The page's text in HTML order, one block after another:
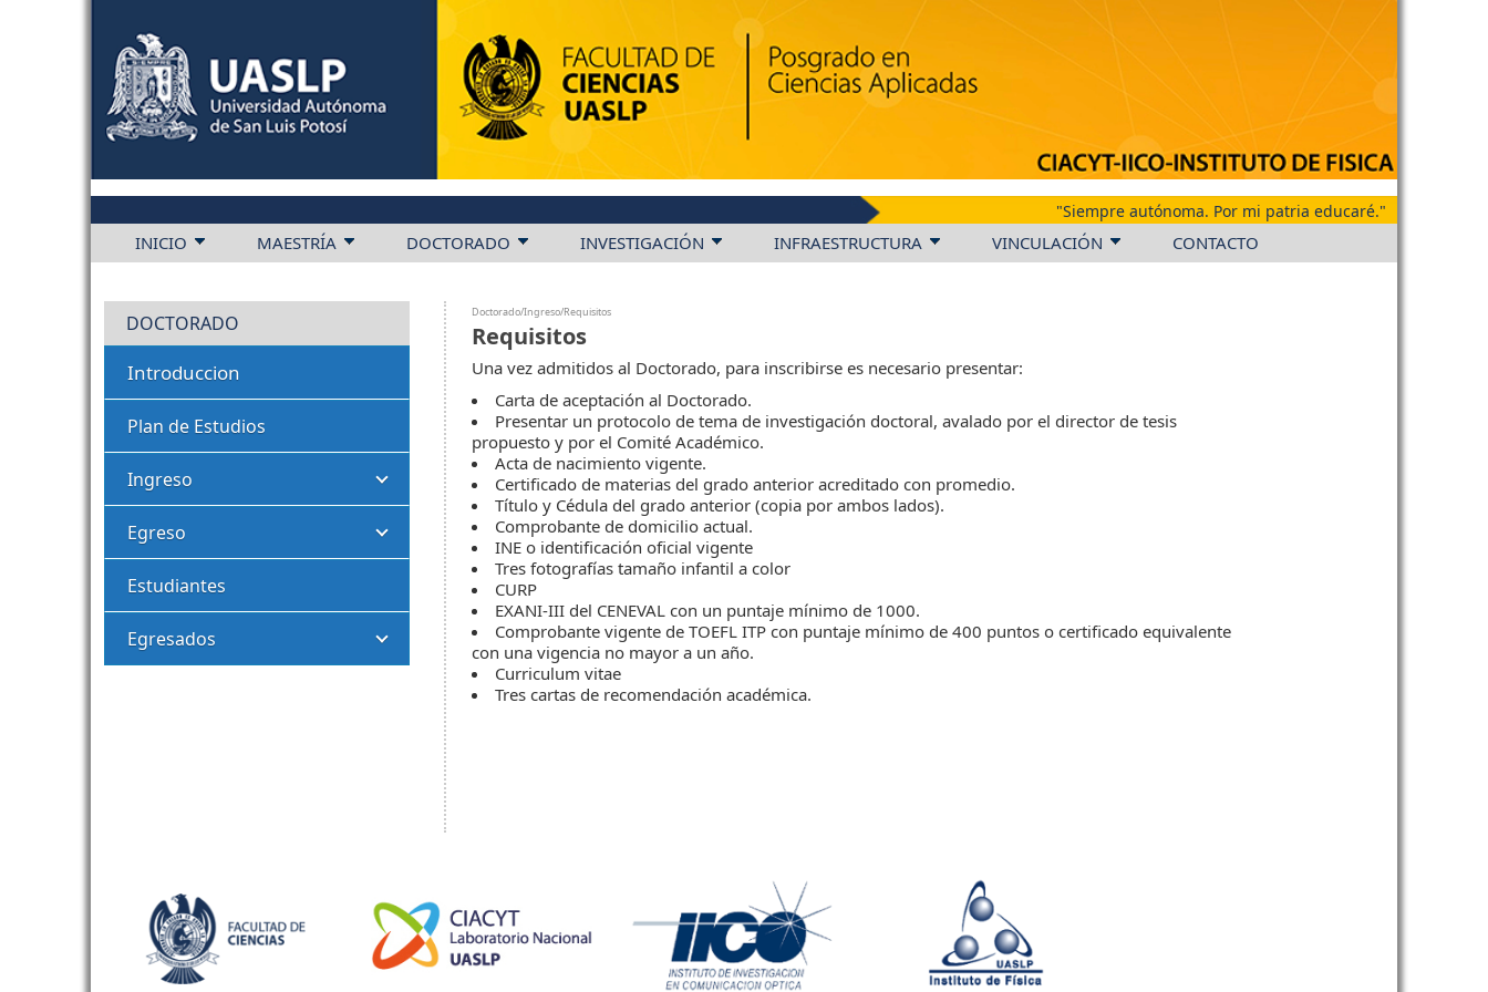
"Siempre autónoma. Por mi patria educaré."
INICIO MAESTRÍA DOCTORADO INVESTIGACIÓN INFRAESTRUCTURA VINCULACIÓN CONTACTO
DOCTORADO
Introduccion
Plan de Estudios
Ingreso
Egreso
Estudiantes
Egresados
Doctorado/Ingreso/Requisitos
Requisitos
Una vez admitidos al Doctorado, para inscribirse es necesario presentar:
Carta de aceptación al Doctorado.
Presentar un protocolo de tema de investigación doctoral, avalado por el director de tesis
propuesto y por el Comité Académico.
Acta de nacimiento vigente.
Certificado de materias del grado anterior acreditado con promedio.
Título y Cédula del grado anterior (copia por ambos lados).
Comprobante de domicilio actual.
INE o identificación oficial vigente
Tres fotografías tamaño infantil a color
CURP
EXANI-III del CENEVAL con un puntaje mínimo de 1000.
Comprobante vigente de TOEFL ITP con puntaje mínimo de 400 puntos o certificado equivalente
con una vigencia no mayor a un año.
Curriculum vitae
Tres cartas de recomendación académica.